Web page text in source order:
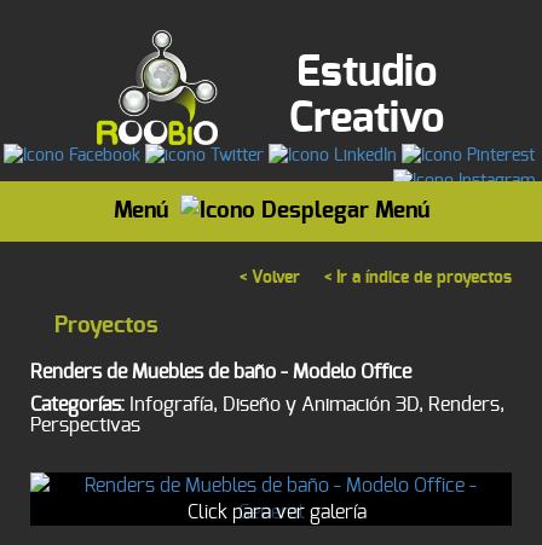
Estudio
Creativo
Menú
< Volver < Ir a índice de proyectos
Proyectos
Renders de Muebles de baño - Modelo Office
Categorías: Infografía, Diseño y Animación 3D, Renders,
Perspectivas
Click para ver galería